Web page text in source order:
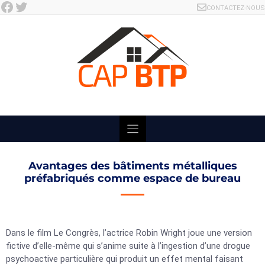
Skip
Facebook Twitter CONTACTEZ-NOUS
Avantages des bâtiments métalliques
préfabriqués comme espace de bureau
Dans le film Le Congrès, l’actrice Robin Wright joue une version
fictive d’elle-même qui s’anime suite à l’ingestion d’une drogue
psychoactive particulière qui produit un effet mental faisant